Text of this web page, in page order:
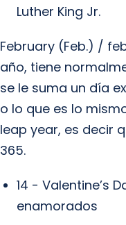
Luther King Jr.
February (Feb.) /
año, tiene
se le suma un día
o lo que es lo
leap year, es decir
365.
14 - Valentine’s
enamorados